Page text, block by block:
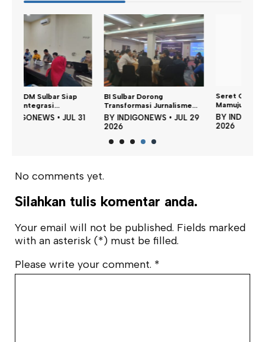
BI Sulbar Dorong
Transformasi Jurnalisme...
BYINDIGONEWS
JUL 29
Seret Oknum ASN, Polresta
Mamuju Tetapka...
BYINDIGONEWS
JUL 28
No comments yet.
Silahkan tulis komentar anda.
Your email will not be published. Fields marked
with an asterisk (*) must be filled.
Please write your comment. *